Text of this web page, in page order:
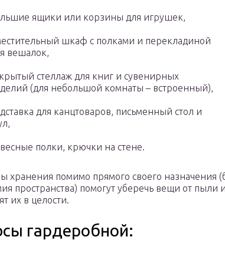
ящики или корзины для игрушек,
шкаф с полками и перекладиной
вешалок,
стеллаж для книг и сувенирных
(для небольшой комнаты – встроенный),
для канцтоваров, письменный стол и
полки, крючки на стене.
хранения помимо прямого своего назначения
пространства) помогут уберечь вещи от пыли
их в целости.
гардеробной: